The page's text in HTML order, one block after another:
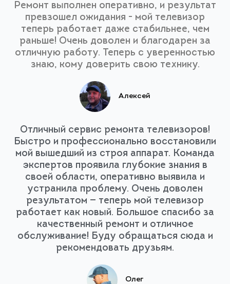
Ремонт выполнен оперативно, и результат
превзошел ожидания - мой телевизор
теперь работает даже стабильнее, чем
раньше! Очень доволен и благодарен за
отличную работу. Теперь с уверенностью
знаю, кому доверить свою технику.
Алексей
Отличный сервис ремонта телевизоров!
Быстро и профессионально восстановили
мой вышедший из строя аппарат. Команда
экспертов проявила глубокие знания в
своей области, оперативно выявила и
устранила проблему. Очень доволен
результатом — теперь мой телевизор
работает как новый. Большое спасибо за
качественный ремонт и отличное
обслуживание! Буду обращаться сюда и
рекомендовать друзьям.
Олег